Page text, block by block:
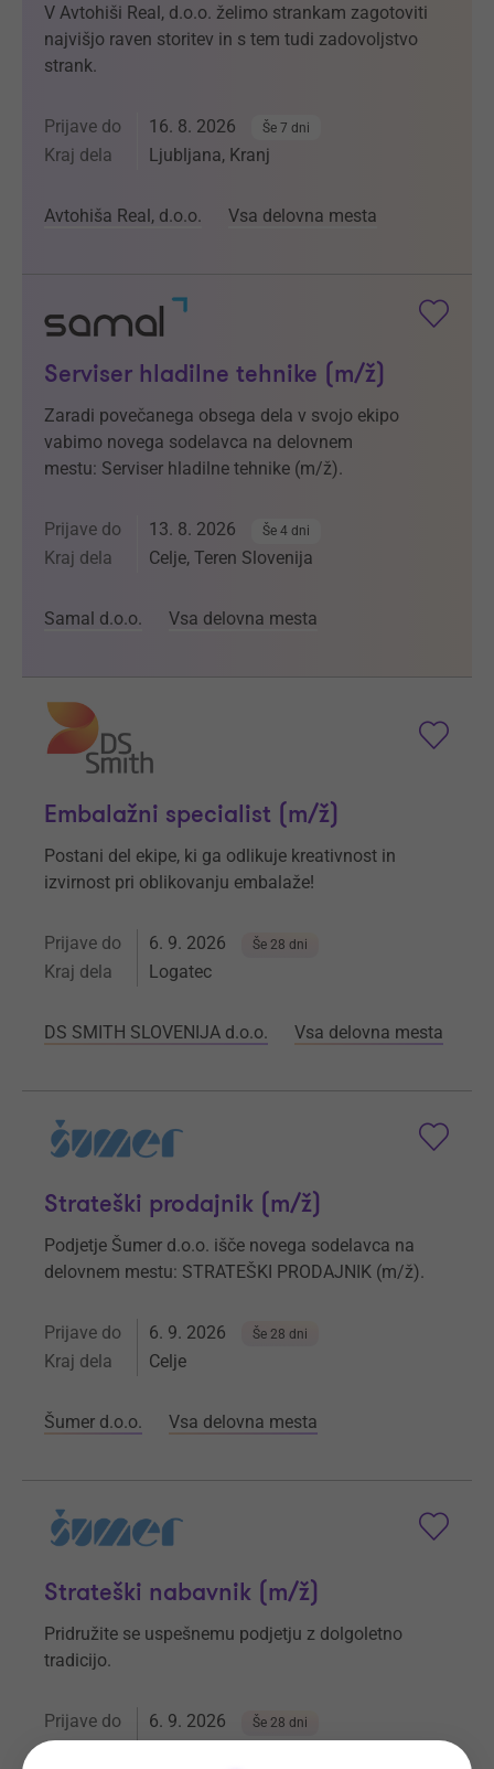
V Avtohiši Real, d.o.o. želimo strankam zagotoviti
najvišjo raven storitev in s tem tudi zadovoljstvo
strank.
Prijave do 16. 8. 2026 Še 7 dni
Kraj dela Ljubljana, Kranj
Avtohiša Real, d.o.o. Vsa delovna mesta
Serviser hladilne tehnike (m/ž)
Zaradi povečanega obsega dela v svojo ekipo
vabimo novega sodelavca na delovnem
mestu: Serviser hladilne tehnike (m/ž).
Prijave do 13. 8. 2026 Še 4 dni
Kraj dela Celje, Teren Slovenija
Samal d.o.o. Vsa delovna mesta
Embalažni specialist (m/ž)
Postani del ekipe, ki ga odlikuje kreativnost in
izvirnost pri oblikovanju embalaže!
Prijave do 6. 9. 2026 Še 28 dni
Kraj dela Logatec
DS SMITH SLOVENIJA d.o.o. Vsa delovna mesta
Strateški prodajnik (m/ž)
Podjetje Šumer d.o.o. išče novega sodelavca na
delovnem mestu: STRATEŠKI PRODAJNIK (m/ž).
Prijave do 6. 9. 2026 Še 28 dni
Kraj dela Celje
Šumer d.o.o. Vsa delovna mesta
Strateški nabavnik (m/ž)
Pridružite se uspešnemu podjetju z dolgoletno
tradicijo.
Prijave do 6. 9. 2026 Še 28 dni